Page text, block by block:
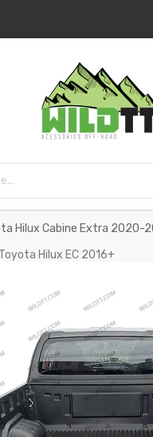
Hilux Cabine Extra 2020-
Hilux EC 2016+